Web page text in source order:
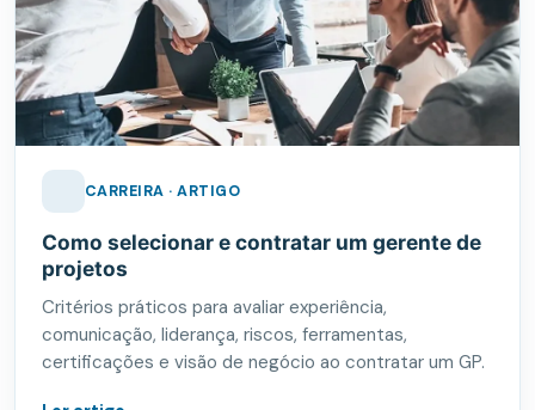
CARREIRA · ARTIGO
Como selecionar e contratar um gerente de
projetos
Critérios práticos para avaliar experiência,
comunicação, liderança, riscos, ferramentas,
certificações e visão de negócio ao contratar um GP.